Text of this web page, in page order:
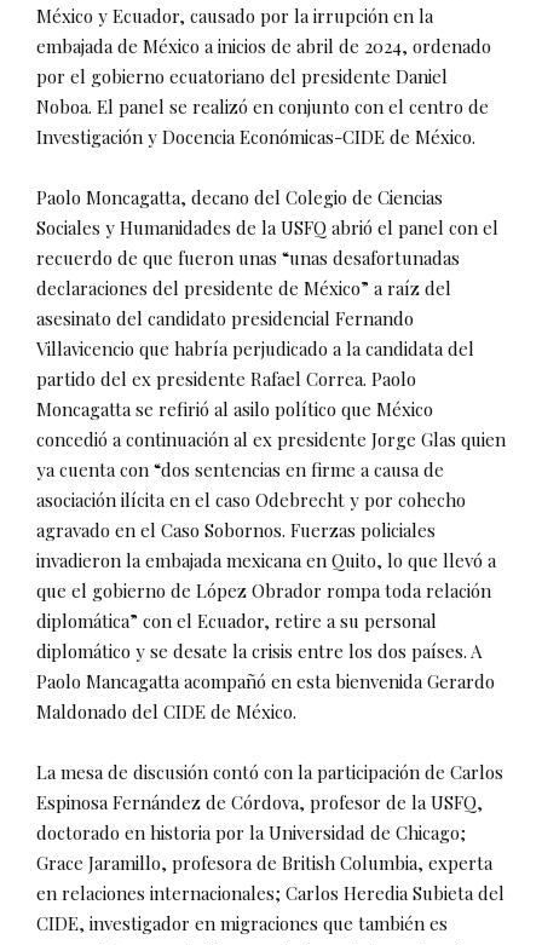
México y Ecuador, causado por la irrupción en la
embajada de México a inicios de abril de 2024, ordenado
por el gobierno ecuatoriano del presidente Daniel
Noboa. El panel se realizó en conjunto con el centro de
Investigación y Docencia Económicas-CIDE de México.
Paolo Moncagatta, decano del Colegio de Ciencias
Sociales y Humanidades de la USFQ abrió el panel con el
recuerdo de que fueron unas “unas desafortunadas
declaraciones del presidente de México” a raíz del
asesinato del candidato presidencial Fernando
Villavicencio que habría perjudicado a la candidata del
partido del ex presidente Rafael Correa. Paolo
Moncagatta se refirió al asilo político que México
concedió a continuación al ex presidente Jorge Glas quien
ya cuenta con “dos sentencias en firme a causa de
asociación ilícita en el caso Odebrecht y por cohecho
agravado en el Caso Sobornos. Fuerzas policiales
invadieron la embajada mexicana en Quito, lo que llevó a
que el gobierno de López Obrador rompa toda relación
diplomática” con el Ecuador, retire a su personal
diplomático y se desate la crisis entre los dos países. A
Paolo Mancagatta acompañó en esta bienvenida Gerardo
Maldonado del CIDE de México.
La mesa de discusión contó con la participación de Carlos
Espinosa Fernández de Córdova, profesor de la USFQ,
doctorado en historia por la Universidad de Chicago;
Grace Jaramillo, profesora de British Columbia, experta
en relaciones internacionales; Carlos Heredia Subieta del
CIDE, investigador en migraciones que también es